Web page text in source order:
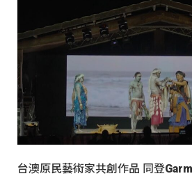
台澳原民藝術家共創作品 同登